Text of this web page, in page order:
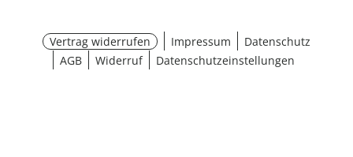
Vertrag widerrufen Impressum
Datenschutz
AGB
Widerruf Datenschutzeinstellungen